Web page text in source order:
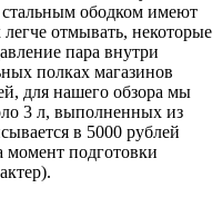
ободком имеют
отмывать, некоторые
пара внутри
полках магазинов
для нашего обзора мы
3 л, выполненных из
в 5000 рублей
момент подготовки